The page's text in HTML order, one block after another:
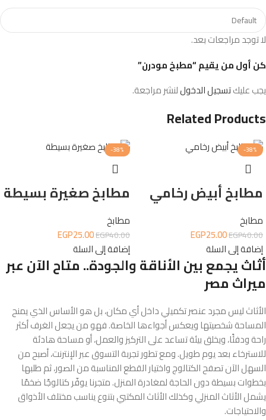
لا توجد مراجعات بعد.
كن أول من يقيم “مطبخ مودرن”
يجب عليكتسجيل الدخوللنشر مراجعة.
Related Products
-38%
مطابخ أبيض رخامي
مطابخ
EGP40.00
EGP25.00
إضافة إلى السلة
-38%
مطابخ صغيرة بسيطة
مطابخ
EGP40.00
EGP25.00
إضافة إلى السلة
أثاث يجمع بين الأناقة والجودة.. متاح الآن عبر
ميراث مصر
الأثاث ليس مجرد عنصر تكميلي داخل أي مكان، بل هو الأساس الذي يمنح
المساحة شخصيتها ويعكس أجواءها الخاصة. فهو من يجعل الغرف أكثر
راحة ودفئًا، ويخلق بيئة تساعد على التركيز والعمل، أو مساحة هادئة
للاسترخاء بعد يوم طويل. ومع تطور تجربة التسوق عبر الإنترنت، أصبح من
السهل الآن تصفح الكتالوج واختيار القطع المناسبة من الصور، ثم طلبها
بخطوات بسيطة دون الحاجة لمغادرة المنزل. متجرنا يوفّر كتالوجًا ضخمًا
يشمل الأثاث المنزلي وكذلك الأثاث المكتبي بتنوع يناسب مختلف الأذواق
والاحتياجات.